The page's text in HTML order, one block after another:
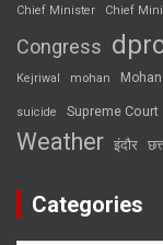
Chief Minister
Chief
Congress
Kejriwal mohan
suicide Supreme Court
Weather इंदौर
Categories